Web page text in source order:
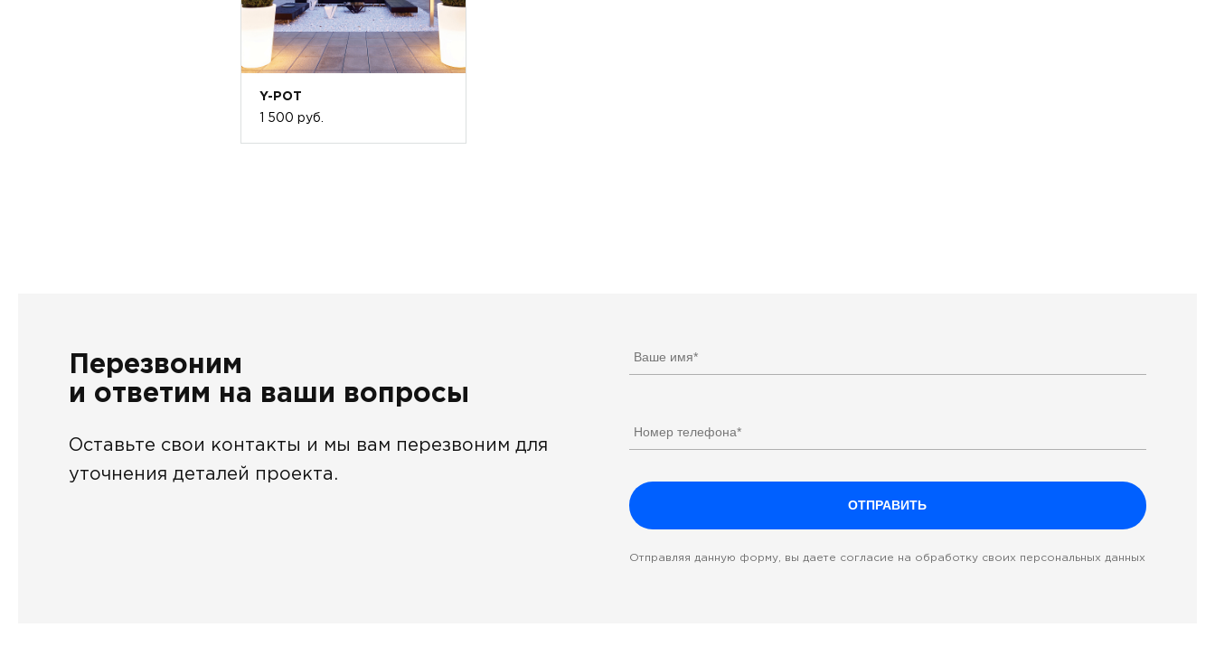
Y-POT
1 500 руб.
Перезвоним
и ответим на ваши вопросы
Оставьте свои контакты и мы вам перезвоним для
уточнения деталей проекта.
Отправляя данную форму, вы даете согласие на обработку своих персональных данных